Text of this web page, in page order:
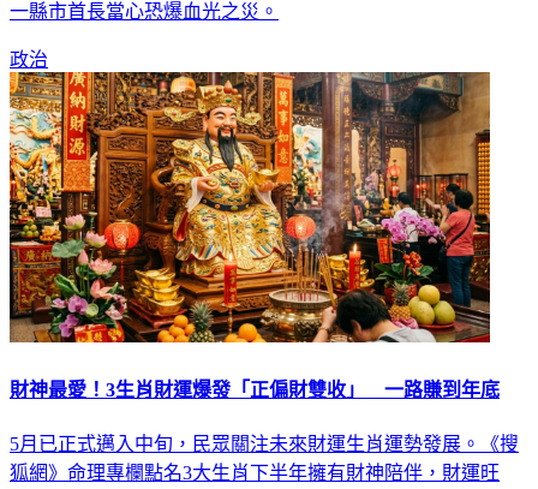
一縣市首長當心恐爆血光之災。
政治
財神最愛！3生肖財運爆發「正偏財雙收」 一路賺到年底
5月已正式邁入中旬，民眾關注未來財運生肖運勢發展。《搜
狐網》命理專欄點名3大生肖下半年擁有財神陪伴，財運旺